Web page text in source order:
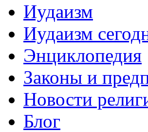
Иудаизм
Иудаизм
Энциклопедия
Законы и
Новости
Блог